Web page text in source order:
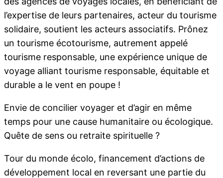
l’expertise de leurs partenaires, acteur du tourisme
solidaire, soutient les acteurs associatifs. Prônez
un tourisme écotourisme, autrement appelé
tourisme responsable, une expérience unique de
voyage alliant tourisme responsable, équitable et
durable a le vent en poupe !
Envie de concilier voyager et d’agir en même
temps pour une cause humanitaire ou écologique.
Quête de sens ou retraite spirituelle ?
Tour du monde écolo, financement d’actions de
développement local en reversant une partie du